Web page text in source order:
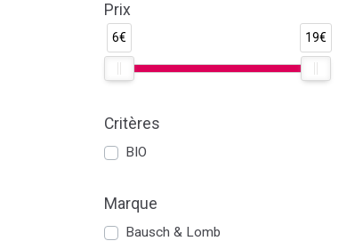
Prix
6€ 19€
Critères
BIO
Marque
Bausch & Lomb